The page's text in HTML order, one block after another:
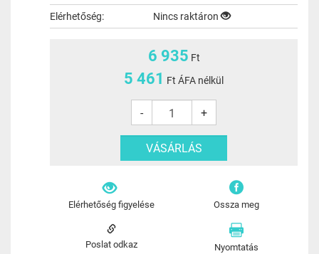
Elérhetőség:
Nincs raktáron
6 935 Ft
5 461 Ft ÁFA nélkül
- +
Elérhetőség figyelése Ossza meg
Poslat odkaz Nyomtatás